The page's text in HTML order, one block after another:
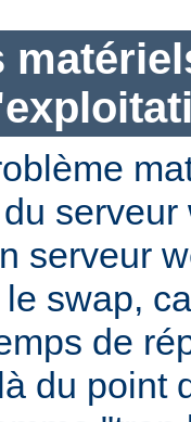
serveur
swap,
de
du point